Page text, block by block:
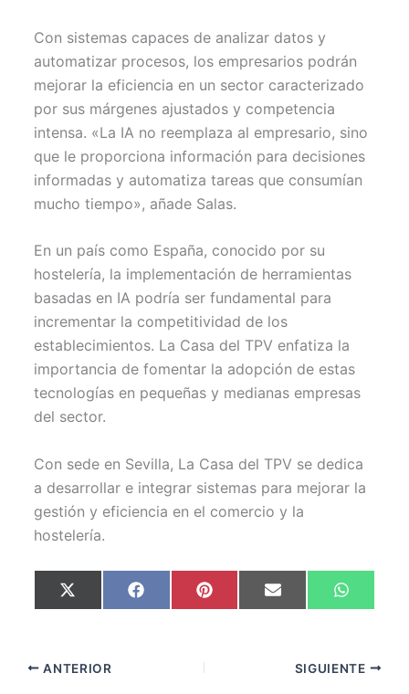
Con sistemas capaces de analizar datos y
automatizar procesos, los empresarios podrán
mejorar la eficiencia en un sector caracterizado
por sus márgenes ajustados y competencia
intensa. «La IA no reemplaza al empresario, sino
que le proporciona información para decisiones
informadas y automatiza tareas que consumían
mucho tiempo», añade Salas.
En un país como España, conocido por su
hostelería, la implementación de herramientas
basadas en IA podría ser fundamental para
incrementar la competitividad de los
establecimientos. La Casa del TPV enfatiza la
importancia de fomentar la adopción de estas
tecnologías en pequeñas y medianas empresas
del sector.
Con sede en Sevilla, La Casa del TPV se dedica
a desarrollar e integrar sistemas para mejorar la
gestión y eficiencia en el comercio y la
hostelería.
Compartir
en
X
(
t
t
Compartir
en
F
a
Compartir
en
P
i
Compartir
en
E
m en
W
h
A
p
ANTERIOR SIGUIENTE